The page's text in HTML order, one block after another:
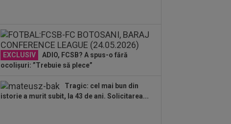
11:28
Ce a pățit jucătorul transportat cu
ambulanța la KuPS - Universitatea
Craiova
11:25
Pep Guardiola l-a sunat pe Rodri
11:13
A făcut anunțul despre Ștefan
EXCLUSIV
ADIO, FCSB? A spus-o fără
ocolișuri: ”Trebuie să plece”
Tragic: cel mai bun din
istorie a murit subit, la 43 de ani. Solicitarea...